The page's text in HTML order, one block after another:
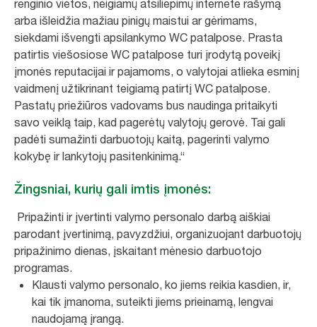
renginio vietos, neigiamų atsiliepimų internete rašymą
arba išleidžia mažiau pinigų maistui ar gėrimams,
siekdami išvengti apsilankymo WC patalpose. Prasta
patirtis viešosiose WC patalpose turi įrodytą poveikį
įmonės reputacijai ir pajamoms, o valytojai atlieka esminį
vaidmenį užtikrinant teigiamą patirtį WC patalpose.
Pastatų priežiūros vadovams bus naudinga pritaikyti
savo veiklą taip, kad pagerėtų valytojų gerovė. Tai gali
padėti sumažinti darbuotojų kaitą, pagerinti valymo
kokybę ir lankytojų pasitenkinimą.“
Žingsniai, kurių gali imtis įmonės:
Pripažinti ir įvertinti valymo personalo darbą aiškiai
parodant įvertinimą, pavyzdžiui, organizuojant darbuotojų
pripažinimo dienas, įskaitant mėnesio darbuotojo
programas.
Klausti valymo personalo, ko jiems reikia kasdien, ir,
kai tik įmanoma, suteikti jiems prieinamą, lengvai
naudojamą įrangą.